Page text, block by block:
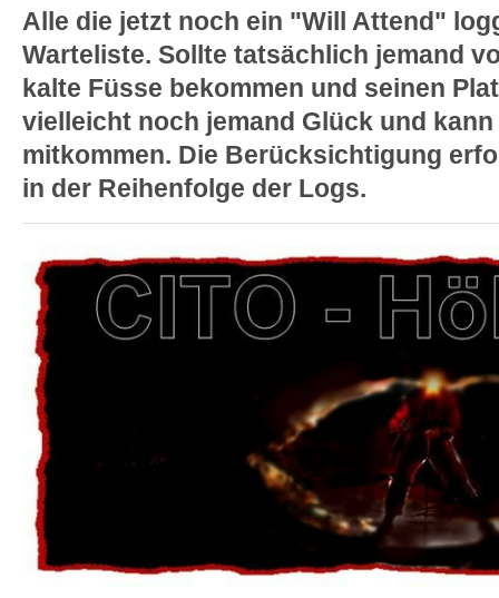
Alle die jetzt noch ein "Will Attend"
Warteliste. Sollte tatsächlich jemand
kalte Füsse bekommen und seinen
vielleicht noch jemand Glück und
mitkommen. Die Berücksichtigung
in der Reihenfolge der Logs.